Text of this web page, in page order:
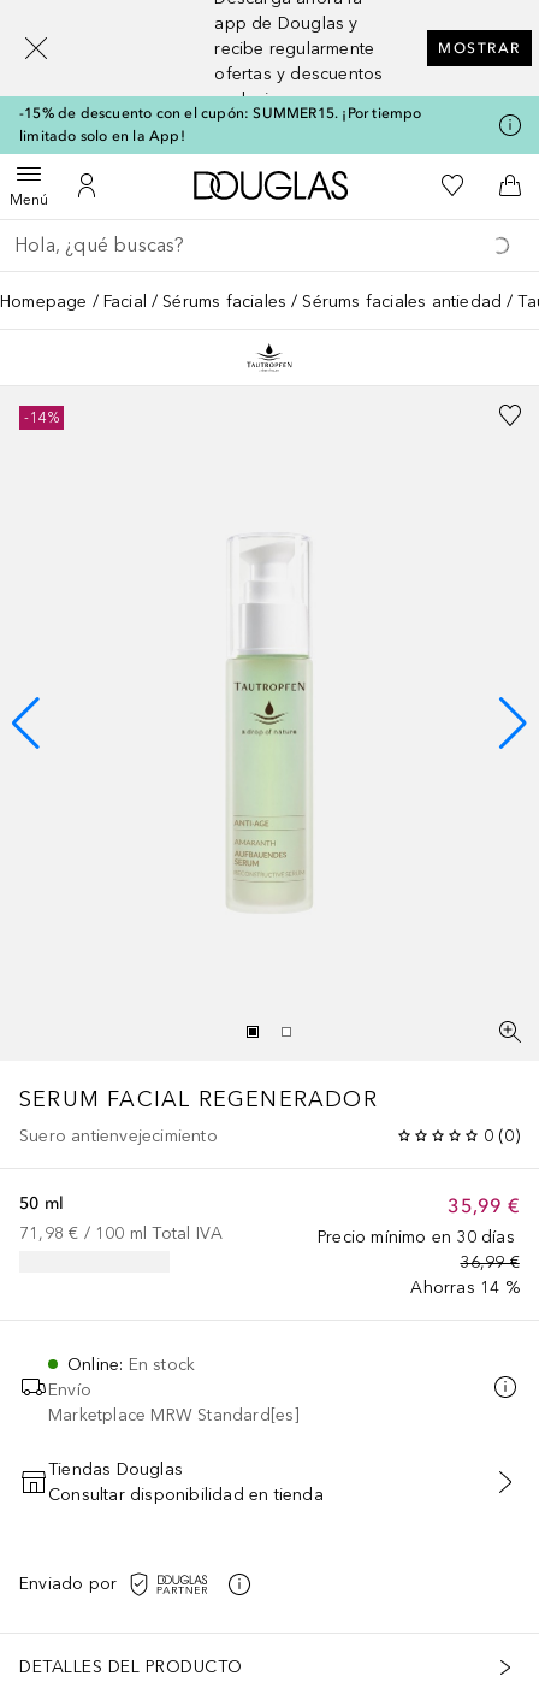
app de Douglas y
recibe regularmente
ofertas y descuentos
exclusivos
MOSTRAR
-15% de descuento con el cupón: SUMMER15. ¡Por tiempo
limitado solo en la App!
MenúAbrir menúMi cuenta
A Douglas HomeMi lista de
A
Regresar
Ejecutar búsqueda
Homepage Facial Sérums faciales Sérums faciales antiedad
-14%
SERUM FACIAL REGENERADOR
Suero antienvejecimiento 0 (0)
35,99 €
Precio mínimo en 30 días
36,99 €
Ahorras 14 %
50 ml
71,98 € / 100 ml Total IVA
Online: En stock
Envío
Marketplace MRW Standard[es]
AÑADIR AL CARRITO
Tiendas Douglas
Consultar disponibilidad en tienda
Enviado por
DETALLES DEL PRODUCTO
[navigation.slideout.screenreader]